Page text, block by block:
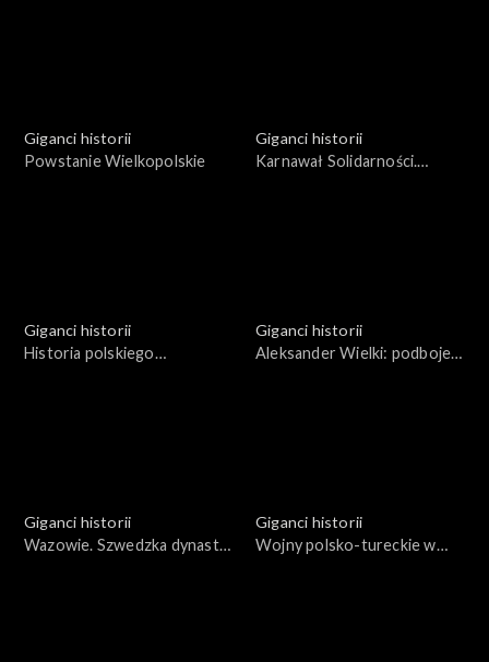
Giganci historii
Powstanie Wielkopolskie
Giganci historii
Karnawał Solidarności.
Giganci historii
Historia polskiego
Giganci historii
Aleksander Wielki: podboje i
Giganci historii
Wazowie. Szwedzka dynastia
Giganci historii
Wojny polsko-tureckie w